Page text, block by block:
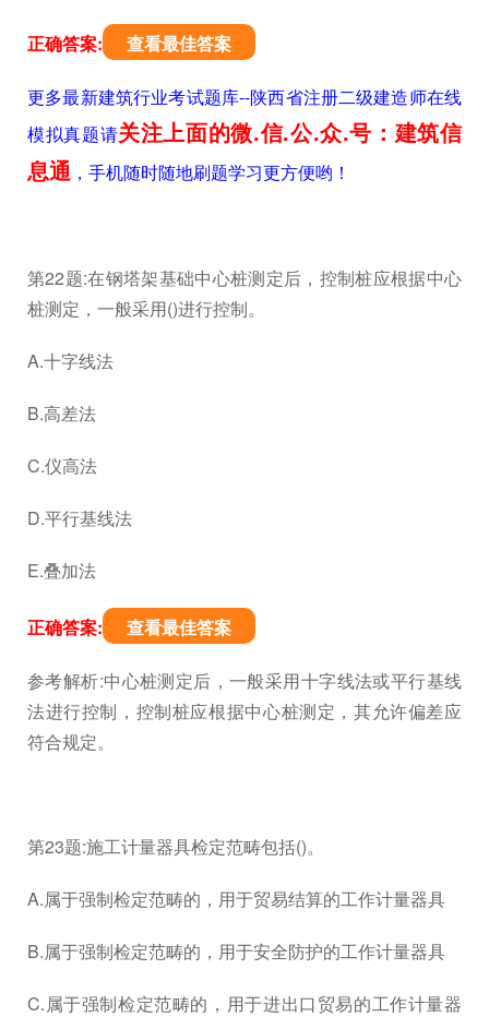
正确答案: 查看最佳答案
更多最新建筑行业考试题库--陕西省注册二级建造师在线
模拟真题请关注上面的微.信.公.众.号：建筑信
息通，手机随时随地刷题学习更方便哟！
第22题:在钢塔架基础中心桩测定后，控制桩应根据中心
桩测定，一般采用()进行控制。
A.十字线法
B.高差法
C.仪高法
D.平行基线法
E.叠加法
正确答案: 查看最佳答案
参考解析:中心桩测定后，一般采用十字线法或平行基线
法进行控制，控制桩应根据中心桩测定，其允许偏差应
符合规定。
第23题:施工计量器具检定范畴包括()。
A.属于强制检定范畴的，用于贸易结算的工作计量器具
B.属于强制检定范畴的，用于安全防护的工作计量器具
C.属于强制检定范畴的，用于进出口贸易的工作计量器